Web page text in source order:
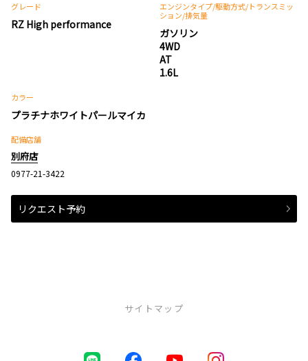
グレード
RZ High performance
エンジンタイプ/駆動方式/トランスミッ
ション/排気量
ガソリン
4WD
AT
1.6L
カラー
プラチナホワイトパールマイカ
配備店舗
別府店
0977-21-3422
リクエスト予約
サイトマップ